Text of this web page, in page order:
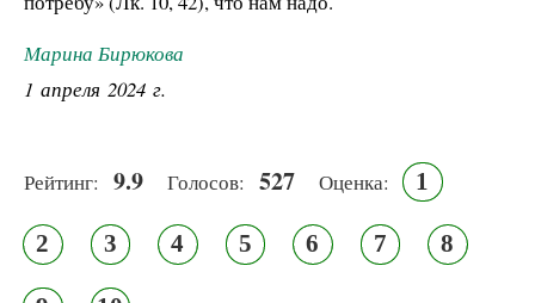
Марина Бирюкова
1 апреля 2024 г.
Рейтинг: 9.9 Голосов: 527 Оценка: 1
2 3 4 5 6 7 8